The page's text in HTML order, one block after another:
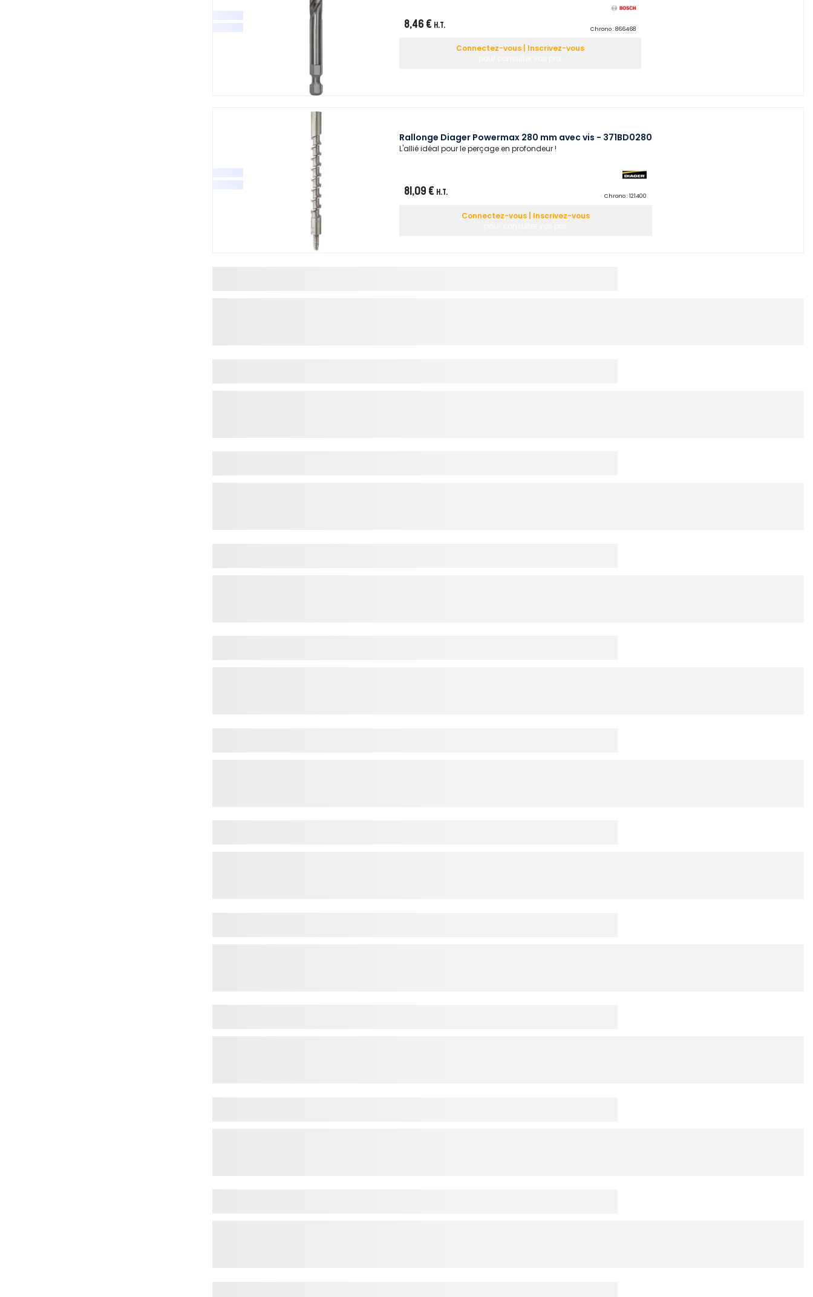
8,46 € H.T. Chrono :866468
Connectez-vous | Inscrivez-vous
Rallonge Diager Powermax 280 mm avec vis - 371BD0280
L'allié idéal pour le perçage en profondeur !
81,09 € H.T. Chrono :121400
Connectez-vous | Inscrivez-vous